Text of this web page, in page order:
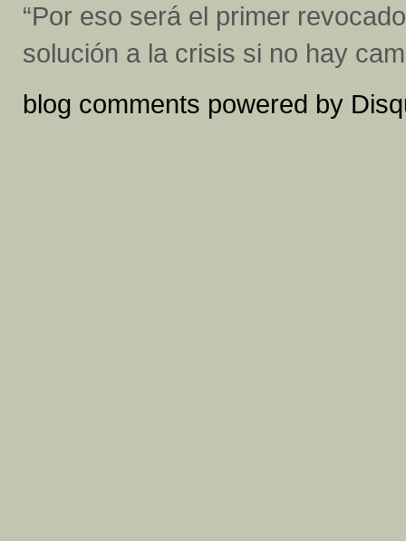
“Por eso será el primer
solución a la crisis si no hay
blog comments powered by